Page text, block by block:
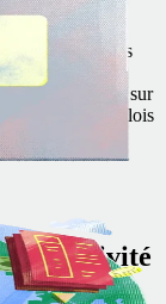
pouvons vous
de propriété
le contrôle total sur
les lois
d’activité